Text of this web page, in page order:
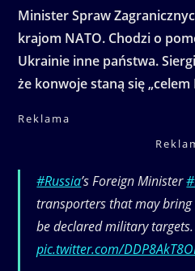
Minister Spraw
krajom NATO. Chodzi o
Ukrainie inne państwa.
że konwoje staną się „celem
Reklama
#Russia’s Foreign Minister
transporters that may
be declared military targets.
pic.twitter.com/